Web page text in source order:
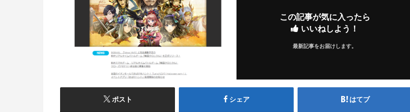
この記事が気に入ったら
いいねしよう！
最新記事をお届けします。
ポスト シェア はてブ